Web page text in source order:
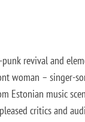
revival and
woman – singer-
Estonian music
critics and